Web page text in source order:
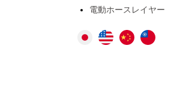
電動ホースレイヤー